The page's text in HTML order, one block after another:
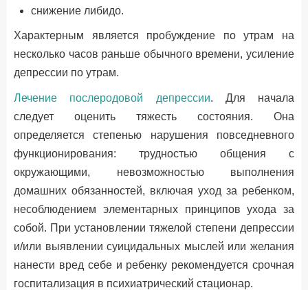
снижение либидо.
Характерным является пробуждение по утрам на
несколько часов раньше обычного времени, усиление
депрессии по утрам.
Лечение послеродовой депрессии. Для начала
следует оценить тяжесть состояния. Она
определяется степенью нарушения повседневного
функционирования: трудностью общения с
окружающими, невозможностью выполнения
домашних обязанностей, включая уход за ребенком,
несоблюдением элементарных принципов ухода за
собой. При установлении тяжелой степени депрессии
и/или выявлении суицидальных мыслей или желания
нанести вред себе и ребенку рекомендуется срочная
госпитализация в психиатрический стационар.